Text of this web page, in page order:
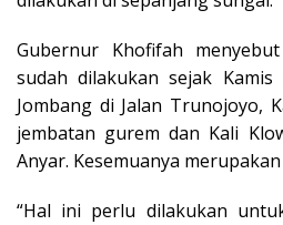
Gubernur Khofifah
sudah dilakukan sejak
Jombang di Jalan Trunojoyo,
jembatan gurem dan Kali
Anyar. Kesemuanya
“Hal ini perlu dilakukan